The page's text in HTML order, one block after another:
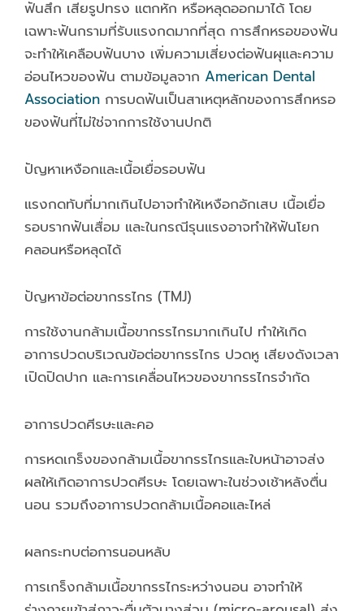
ฟันสึก เสียรูปทรง แตกหัก หรือหลุดออกมาได้ โดย
เฉพาะฟันกรามที่รับแรงกดมากที่สุด การสึกหรอของฟัน
จะทำให้เคลือบฟันบาง เพิ่มความเสี่ยงต่อฟันผุและความ
อ่อนไหวของฟัน ตามข้อมูลจาก American Dental
Association การบดฟันเป็นสาเหตุหลักของการสึกหรอ
ของฟันที่ไม่ใช่จากการใช้งานปกติ
ปัญหาเหงือกและเนื้อเยื่อรอบฟัน
แรงกดทับที่มากเกินไปอาจทำให้เหงือกอักเสบ เนื้อเยื่อ
รอบรากฟันเสื่อม และในกรณีรุนแรงอาจทำให้ฟันโยก
คลอนหรือหลุดได้
ปัญหาข้อต่อขากรรไกร (TMJ)
การใช้งานกล้ามเนื้อขากรรไกรมากเกินไป ทำให้เกิด
อาการปวดบริเวณข้อต่อขากรรไกร ปวดหู เสียงดังเวลา
เปิดปิดปาก และการเคลื่อนไหวของขากรรไกรจำกัด
อาการปวดศีรษะและคอ
การหดเกร็งของกล้ามเนื้อขากรรไกรและใบหน้าอาจส่ง
ผลให้เกิดอาการปวดศีรษะ โดยเฉพาะในช่วงเช้าหลังตื่น
นอน รวมถึงอาการปวดกล้ามเนื้อคอและไหล่
ผลกระทบต่อการนอนหลับ
การเกร็งกล้ามเนื้อขากรรไกระหว่างนอน อาจทำให้